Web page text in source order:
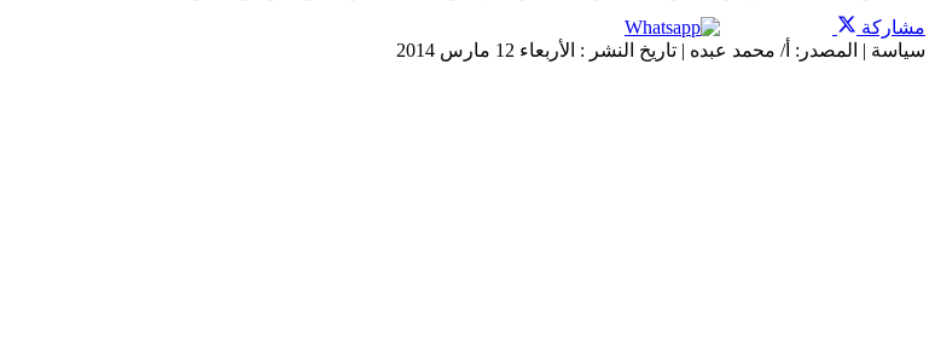
مشاركة
سياسة | المصدر: أ/ محمد عبده | تاريخ النشر : الأربعاء 12 مارس 2014